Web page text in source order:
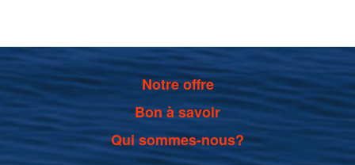
Notre offre
Bon à savoir
Qui sommes-nous?